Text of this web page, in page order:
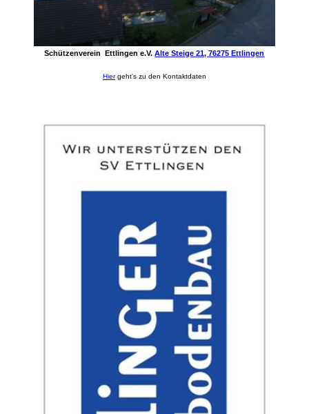
Schützenverein Ettlingen e.V. Alte Steige 21, 76275 Ettlingen
Hiergeht's zu den Kontaktdaten